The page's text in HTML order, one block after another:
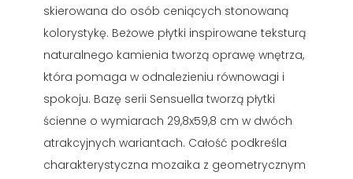
skierowana do osób ceniących stonowaną
kolorystykę. Beżowe płytki inspirowane teksturą
naturalnego kamienia tworzą oprawę wnętrza,
która pomaga w odnalezieniu równowagi i
spokoju. Bazę serii Sensuella tworzą płytki
ścienne o wymiarach 29,8x59,8 cm w dwóch
atrakcyjnych wariantach. Całość podkreśla
charakterystyczna mozaika z geometrycznym